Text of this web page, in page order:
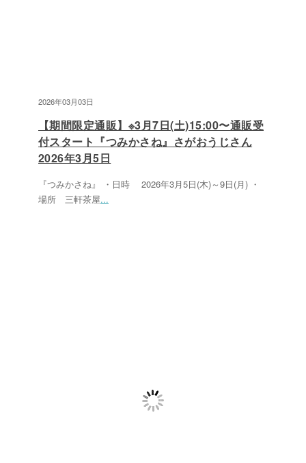
2026年03月03日
【期間限定通販】※3月7日(土)15:00〜通販受
付スタート『つみかさね』さがおうじさん
2026年3月5日
『つみかさね』 ・日時 2026年3月5日(木)～9日(月) ・
場所 三軒茶屋...